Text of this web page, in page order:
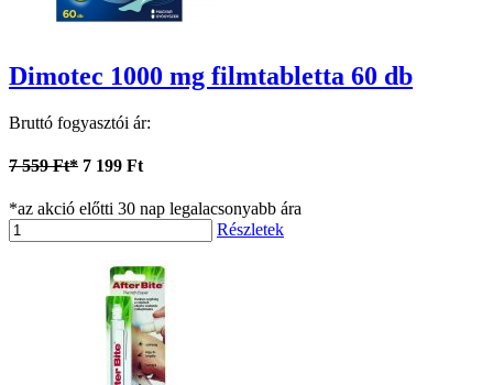
Dimotec 1000 mg filmtabletta 60 db
Bruttó fogyasztói ár:
7 559 Ft* 7 199 Ft
*az akció előtti 30 nap legalacsonyabb ára
Részletek